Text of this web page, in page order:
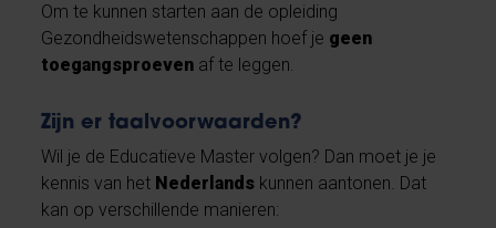
Om te kunnen starten aan de opleiding
Gezondheidswetenschappen hoef je geen
toegangsproeven af te leggen.
Zijn er taalvoorwaarden?
Wil je de Educatieve Master volgen? Dan moet je je
kennis van het Nederlands kunnen aantonen. Dat
kan op verschillende manieren: